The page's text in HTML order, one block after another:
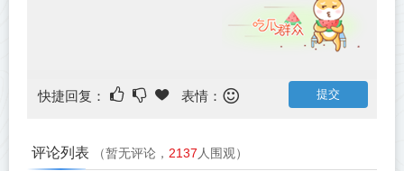
快捷回复： 表情：
评论列表 （暂无评论， 2137 人围观）